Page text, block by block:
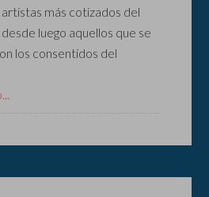
más cotizados del
luego aquellos que se
los consentidos del